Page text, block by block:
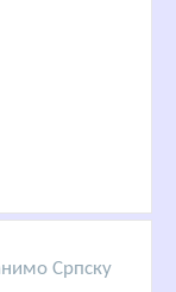
Српску